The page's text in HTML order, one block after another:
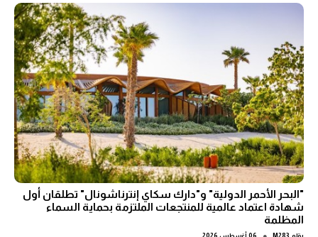
"البحر الأحمر الدولية" و"دارك سكاي إنترناشونال" تطلقان أول
شهادة اعتماد عالمية للمنتجعات الملتزمة بحماية السماء
المظلمة
بقلم M283
● 06 أغسطس 2026